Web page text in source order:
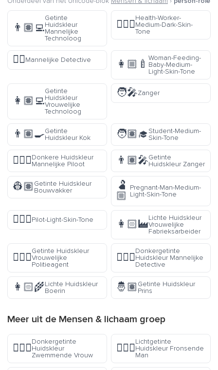
👨🏽‍💻
Getinte
Huidskleur
Mannelijke
Technoloog
🧑🏾‍⚕️
Health-Worker-
Medium-Dark-Skin-
Tone
🕵️‍♂️Mannelijke Detective 👩🏼‍🍼
Woman-Feeding-
Baby-Medium-
Light-Skin-Tone
👩🏽‍💻
Getinte
Huidskleur
Vrouwelijke
Technoloog
🧑‍🎤Zanger
👨🏽‍🍳Getinte
Huidskleur Kok
🧑🏽‍🎓Student-Medium-
Skin-Tone
👨🏿‍✈️Donkere Huidskleur
Mannelijke Piloot
👨🏽‍🎤Getinte
Huidskleur Zanger
👷🏽Getinte Huidskleur
Bouwvakker
🫃
🏼
Pregnant-Man-Medium-
Light-Skin-Tone
🧑🏻‍✈️Pilot-Light-Skin-Tone 👩🏻‍🏭
Lichte Huidskleur
Vrouwelijke
Fabrieksarbeider
👮🏽‍♀️
Getinte Huidskleur
Vrouwelijke
Politieagent
🕵🏾‍♂️
Donkergetinte
Huidskleur Mannelijke
Detective
👩🏻‍🌾Lichte Huidskleur
Boerin
🤴🏽Getinte Huidskleur
Prins
Meer uit de Mensen & lichaam groep
🏊🏾‍♀️
Donkergetinte
Huidskleur
Zwemmende Vrouw
🙍🏼‍♂️
Lichtgetinte
Huidskleur Fronsende
Man